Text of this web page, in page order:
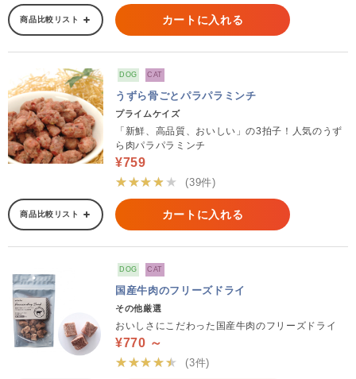
商品比較リスト カートに入れる
DOG CAT
うずら骨ごとパラパラミンチ
プライムケイズ
「新鮮、高品質、おいしい」の3拍子！人気のうず
ら肉パラパラミンチ
¥759
★★★★★
(39件)
商品比較リスト カートに入れる
DOG CAT
国産牛肉のフリーズドライ
その他厳選
おいしさにこだわった国産牛肉のフリーズドライ
¥770 ～
★★★★★
(3件)